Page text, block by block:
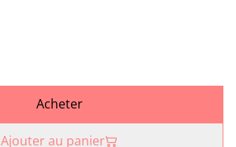
Acheter
Ajouter au panier